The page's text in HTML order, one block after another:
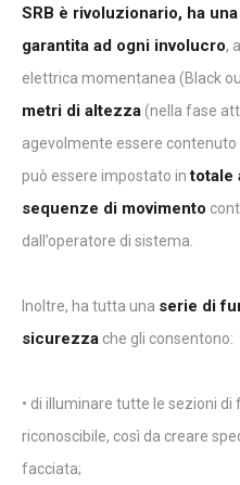
SRB è rivoluzionario, ha
garantita ad ogni involucro,
elettrica momentanea (Black
metri di altezza(nella fase
agevolmente essere
può essere impostato intotale
sequenze di movimento
dall’operatore di sistema.
Inoltre, ha tutta una serie di
sicurezza che gli consentono:
• di illuminare tutte le sezioni
riconoscibile, così da creare
facciata;